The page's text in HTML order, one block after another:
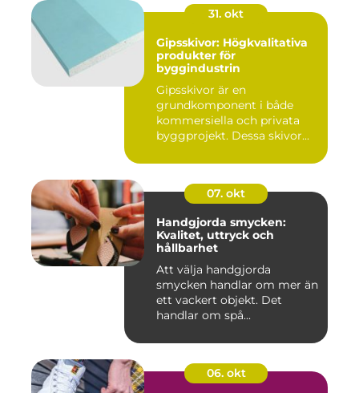
31. okt
Gipsskivor: Högkvalitativa
produkter för
byggindustrin
Gipsskivor är en
grundkomponent i både
kommersiella och privata
byggprojekt. Dessa skivor...
07. okt
Handgjorda smycken:
Kvalitet, uttryck och
hållbarhet
Att välja handgjorda
smycken handlar om mer än
ett vackert objekt. Det
handlar om spå...
06. okt